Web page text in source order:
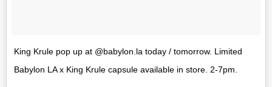
King Krule pop up at @babylon.la today / tomorrow. Limited
Babylon LA x King Krule capsule available in store. 2-7pm.